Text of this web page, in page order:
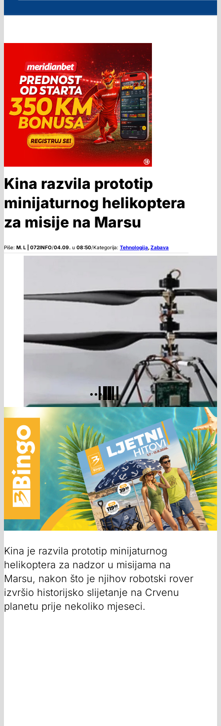
Kina razvila prototip
minijaturnog helikoptera
za misije na Marsu
Piše: M. L | 072INFO/04.09. u 08:50/Kategorija: Tehnologija,Zabava
Kina je razvila prototip minijaturnog
helikoptera za nadzor u misijama na
Marsu, nakon što je njihov robotski rover
izvršio historijsko slijetanje na Crvenu
planetu prije nekoliko mjeseci.